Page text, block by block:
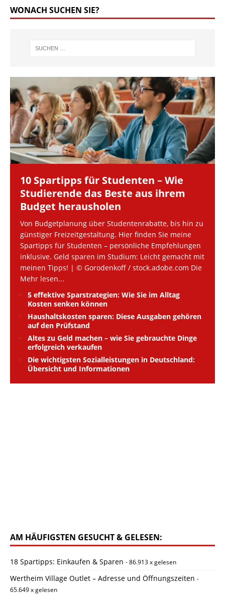
WONACH SUCHEN SIE?
10 Spartipps für Studenten – Wie
Studierende das Beste aus ihrem
Budget herausholen
Von Budgetplanung über Studentenrabatte, bis hin zu
günstiger Freizeitgestaltung. Hier finden Sie meine
Spartipps für Studenten – persönliche Empfehlungen
inklusive. Geld sparen im Studium: Leicht gemacht mit
meinen Tipps! | © Gorodenkoff / stock.adobe.com Die
Mehr lesen...
5 effektive Sparstrategien: Wie Sie im Alltag
Kosten senken können
Haushaltskosten sparen: Diese Ausgaben gehören
auf den Prüfstand
Altes zu Geld machen – wie Sie gebrauchte Dinge
erfolgreich verkaufen
Die wichtigsten Sozialleistungen in Deutschland:
Übersicht und Informationen
AM HÄUFIGSTEN GESUCHT & GELESEN:
18 Spartipps: Einkaufen & Sparen - 86.913 x gelesen
Wertheim Village Outlet – Adresse und Öffnungszeiten -
65.649 x gelesen